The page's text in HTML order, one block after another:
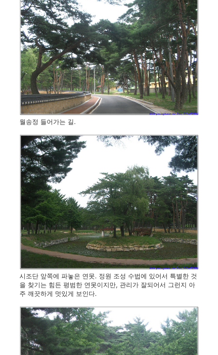
월송정 들어가는 길.
시조단 앞쪽에 파놓은 연못. 정원 조성 수법에 있어서 특별한 것
을 찾기는 힘든 평범한 연못이지만, 관리가 잘되어서 그런지 아
주 깨끗하게 멋있게 보인다.